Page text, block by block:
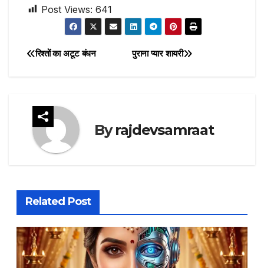
Post Views: 641
Post
पुराना प्यार शायरी
रिश्तों का अटूट बंधन
Byrajdevsamraat
Related Post